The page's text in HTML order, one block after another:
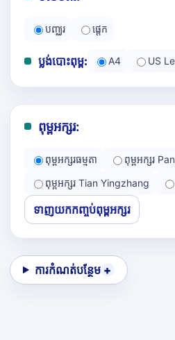
បញ្ឈរ ផ្ដេក
ប្លង់បោះពុម្ព: A4 US
ពុម្ពអក្សរ:
ពុម្ពអក្សរធម្មតា
ពុម្ពអក្សរ
ពុម្ពអក្សរ Tian Yingzhang
ទាញយកកញ្ចប់ពុម្ពអក្សរ
ការកំណត់បន្ថែម